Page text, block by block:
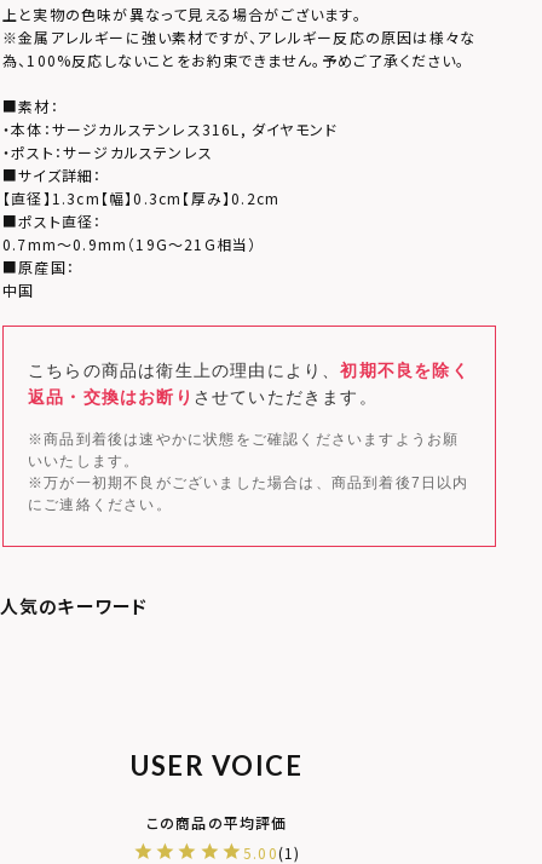
上と実物の色味が異なって見える場合がございます。
※金属アレルギーに強い素材ですが、アレルギー反応の原因は様々な
為、100%反応しないことをお約束できません。予めご了承ください。
■素材：
・本体：サージカルステンレス316L, ダイヤモンド
・ポスト：サージカルステンレス
■サイズ詳細：
【直径】1.3cm【幅】0.3cm【厚み】0.2cm
■ポスト直径：
0.7mm～0.9mm（19G～21G相当）
■原産国：
中国
こちらの商品は衛生上の理由により、初期不良を除く
返品・交換はお断り させていただきます。
※商品到着後は速やかに状態をご確認くださいますようお願
いいたします。
※万が一初期不良がございました場合は、商品到着後7日以内
にご連絡ください。
USER VOICE
5.00 1